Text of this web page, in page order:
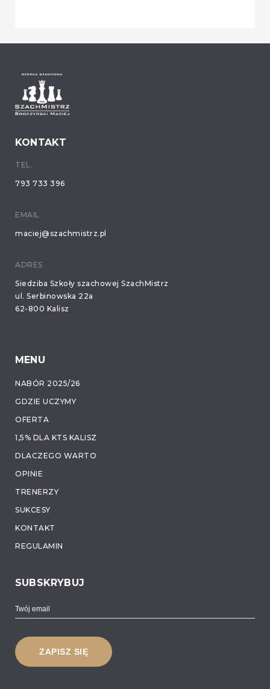
KONTAKT
TEL.
793 733 396
EMAIL
maciej@szachmistrz.pl
ADRES
Siedziba Szkoły szachowej SzachMistrz
ul. Serbinowska 22a
62-800 Kalisz
MENU
NABÓR 2025/26
GDZIE UCZYMY
OFERTA
1,5% DLA KTS KALISZ
DLACZEGO WARTO
OPINIE
TRENERZY
SUKCESY
KONTAKT
REGULAMIN
SUBSKRYBUJ